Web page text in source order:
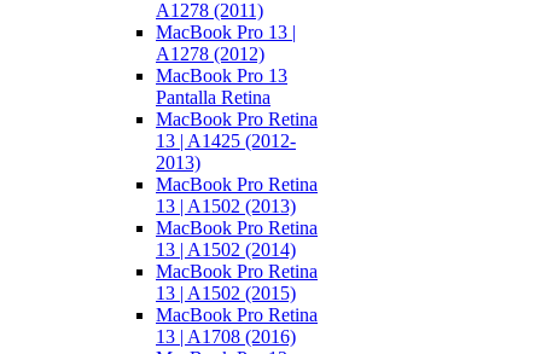
A1278 (2011)
MacBook Pro 13 |
A1278 (2012)
MacBook Pro 13
Pantalla Retina
MacBook Pro Retina
13 | A1425 (2012-
2013)
MacBook Pro Retina
13 | A1502 (2013)
MacBook Pro Retina
13 | A1502 (2014)
MacBook Pro Retina
13 | A1502 (2015)
MacBook Pro Retina
13 | A1708 (2016)